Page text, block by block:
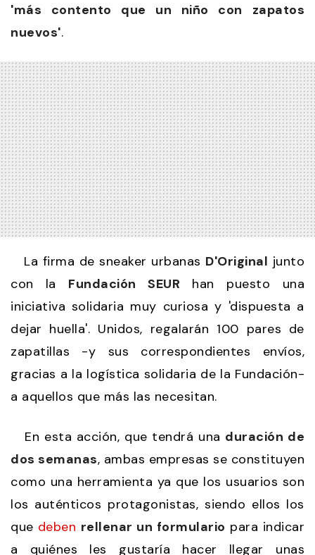
'más contento que un niño con zapatos
nuevos'.
La firma de sneaker urbanas D'Original junto
con la Fundación SEUR han puesto una
iniciativa solidaria muy curiosa y 'dispuesta a
dejar huella'. Unidos, regalarán 100 pares de
zapatillas -y sus correspondientes envíos,
gracias a la logística solidaria de la Fundación-
a aquellos que más las necesitan.
En esta acción, que tendrá una duración de
dos semanas, ambas empresas se constituyen
como una herramienta ya que los usuarios son
los auténticos protagonistas, siendo ellos los
que deben rellenar un formulario para indicar
a quiénes les gustaría hacer llegar unas